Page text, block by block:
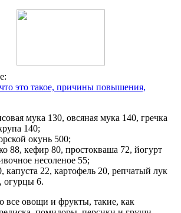
это такое, причины повышения,
мука 130, овсяная мука 140, гречка
140;
окунь 500;
88, кефир 80, простокваша 72, йогурт
несоленое 55;
капуста 22, картофель 20, репчатый лук
огурцы 6.
все овощи и фрукты, такие, как